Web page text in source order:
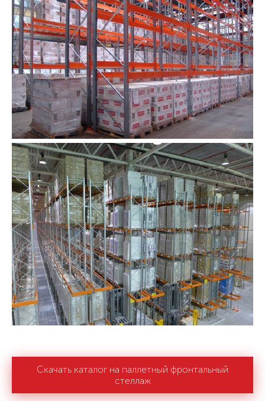
Скачать каталог на паллетный фронтальный
стеллаж